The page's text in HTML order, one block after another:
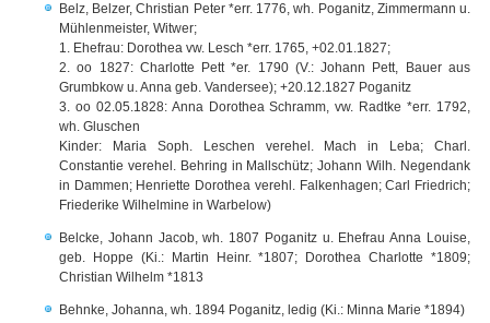
Belz, Belzer, Christian Peter *err. 1776, wh. Poganitz, Zimmermann u.
Mühlenmeister, Witwer;
1. Ehefrau: Dorothea vw. Lesch *err. 1765, +02.01.1827;
2. oo 1827: Charlotte Pett *er. 1790 (V.: Johann Pett, Bauer aus
Grumbkow u. Anna geb. Vandersee); +20.12.1827 Poganitz
3. oo 02.05.1828: Anna Dorothea Schramm, vw. Radtke *err. 1792,
wh. Gluschen
Kinder: Maria Soph. Leschen verehel. Mach in Leba; Charl.
Constantie verehel. Behring in Mallschütz; Johann Wilh. Negendank
in Dammen; Henriette Dorothea verehl. Falkenhagen; Carl Friedrich;
Friederike Wilhelmine in Warbelow)
Belcke, Johann Jacob, wh. 1807 Poganitz u. Ehefrau Anna Louise,
geb. Hoppe (Ki.: Martin Heinr. *1807; Dorothea Charlotte *1809;
Christian Wilhelm *1813
Behnke, Johanna, wh. 1894 Poganitz, ledig (Ki.: Minna Marie *1894)